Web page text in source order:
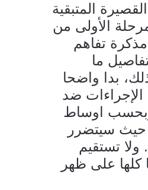
المتبقية
الأولى من
تفاهم
ما
بدا واضحا
ضد
وبحسب اوساط
حيث سيتضرر
ولا تستقيم
كلها على ظهر